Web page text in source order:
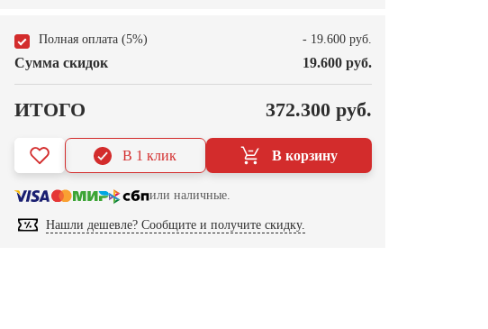
Полная оплата (5%) - 19.600 руб.
Сумма скидок 19.600 руб.
ИТОГО 372.300 руб.
В корзину
В 1 клик
или наличные.
Нашли дешевле? Сообщите и получите скидку.